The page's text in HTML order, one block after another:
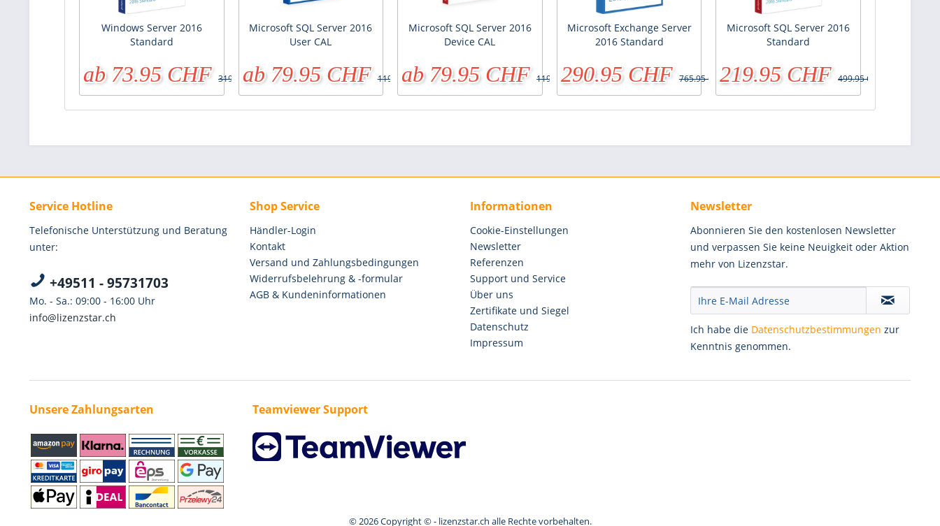
Windows Server 2016
Standard
ab 73.95 CHF 319.90 CHF
Microsoft SQL Server 2016
User CAL
ab 79.95 CHF 119.95 CHF
Microsoft SQL Server 2016
Device CAL
ab 79.95 CHF 119.95 CHF
Microsoft Exchange Server
2016 Standard
290.95 CHF 765.95 CHF
Microsoft SQL Server 2016
Standard
219.95 CHF 499.95 CHF
Service Hotline
Telefonische Unterstützung und Beratung
unter:
+49511 - 95731703
Mo. - Sa.: 09:00 - 16:00 Uhr
info@lizenzstar.ch
Shop Service
Händler-Login
Kontakt
Versand und Zahlungsbedingungen
Widerrufsbelehrung & -formular
AGB & Kundeninformationen
Informationen
Cookie-Einstellungen
Newsletter
Referenzen
Support und Service
Über uns
Zertifikate und Siegel
Datenschutz
Impressum
Newsletter
Abonnieren Sie den kostenlosen Newsletter
und verpassen Sie keine Neuigkeit oder Aktion
mehr von Lizenzstar.
Ich habe die Datenschutzbestimmungen zur
Kenntnis genommen.
Unsere Zahlungsarten Teamviewer Support
© 2026 Copyright © - lizenzstar.ch alle Rechte vorbehalten.